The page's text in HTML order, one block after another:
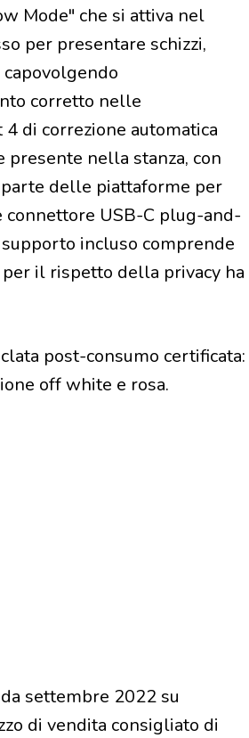
Mode" che si attiva nel
per presentare schizzi,
corretto nelle
di correzione automatica
nella stanza, con
delle piattaforme per
connettore USB-C plug-and-
incluso comprende
il rispetto della privacy ha
post-consumo certificata:
off white e rosa.
settembre 2022 su
di vendita consigliato di